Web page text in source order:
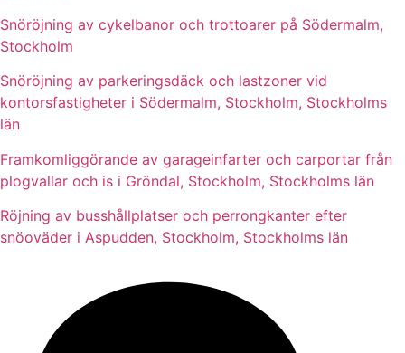
Snöröjning av cykelbanor och trottoarer på Södermalm,
Stockholm
Snöröjning av parkeringsdäck och lastzoner vid
kontorsfastigheter i Södermalm, Stockholm, Stockholms
län
Framkomliggörande av garageinfarter och carportar från
plogvallar och is i Gröndal, Stockholm, Stockholms län
Röjning av busshållplatser och perrongkanter efter
snöoväder i Aspudden, Stockholm, Stockholms län